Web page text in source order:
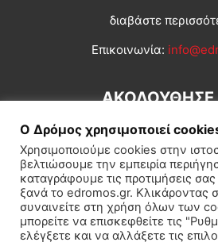
διαβάστε
Επικοινωνία:
Εγγραφή συνδρομητή Πολιτική
Πολιτισμός
Ο Δρόμος χρησιμοποιεί
Χρησιμοποιούμε cookies στην
βελτιώσουμε την εμπειρία
καταγράφουμε τις προτιμήσεις
ξανά το edromos.gr. Κλικάροντας
συναινείτε στη χρήση όλων των
μπορείτε να επισκεφθείτε τις
ελέγξετε και να αλλάξετε τις